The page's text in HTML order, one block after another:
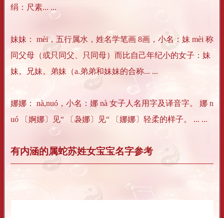
绢：尺素... ...
妹妹： mèi，五行属水，姓名学笔画 8画，小名：妹 mèi 称
同父母（或只同父、只同母）而比自己年纪小的女子：妹
妹。兄妹。弟妹（a.弟弟和妹妹的合称... ...
娜娜： nà,nuó，小名：娜 nà 女子人名用字及译音字。 娜 n
uó 〔婀娜〕见“ 〔袅娜〕见“ 〔娜娜〕轻柔的样子。 ... ...
有内涵的属蛇苏姓女宝宝名字参考